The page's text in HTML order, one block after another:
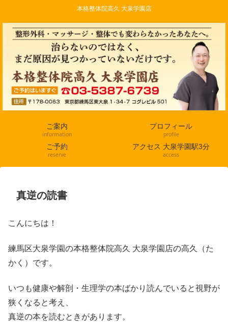
本格整体院高久 大泉学園店
ご案内
information
プロフィール
profile
ご予約
reserve
アクセス 大泉学園駅3分
access
真逆の読書
こんにちは！
練馬区大泉学園の本格整体院高久 大泉学園店の高久（た
かく）です。
いつも健康や解剖・生理学の本ばかり読んでいると視野が
狭くなると考え、
真逆の本を読むときがあります。